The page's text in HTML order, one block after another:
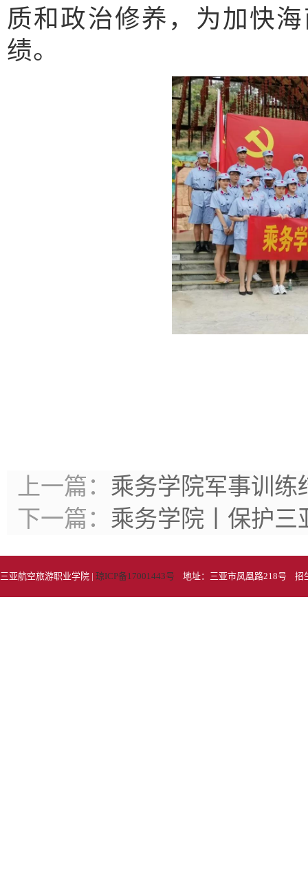
质和政治修养，为加快
绩。
上一篇： 乘务学院军事训练
下一篇： 乘务学院丨保护三
三亚航空旅游职业学院 | 琼ICP备17001443号 地址：三亚市凤凰路218号 招